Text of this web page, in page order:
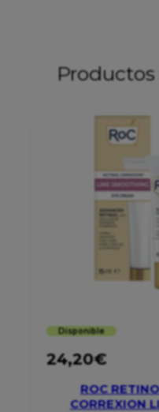
Productos
Disponible
24,20€
ROC
CORREXION